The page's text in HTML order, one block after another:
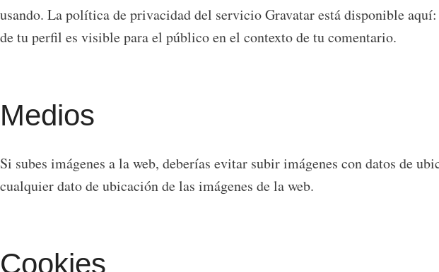
usando. La política de privacidad del servicio Gravatar está disponible
de tu perfil es visible para el público en el contexto de tu comentario.
Medios
Si subes imágenes a la web, deberías evitar subir imágenes con datos de
cualquier dato de ubicación de las imágenes de la web.
Cookies